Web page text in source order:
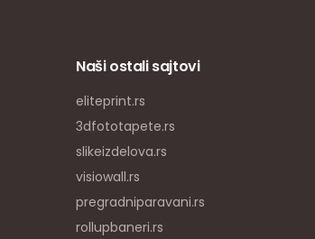
Naši ostali sajtovi
eliteprint.rs
3dfototapete.rs
slikeizdelova.rs
visiowall.rs
pregradniparavani.rs
rollupbaneri.rs